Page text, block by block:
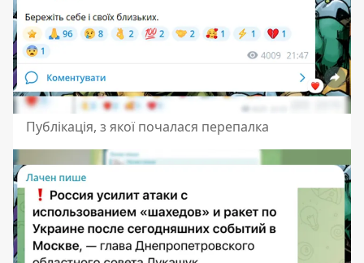
Публікація, з якої почалася перепалка